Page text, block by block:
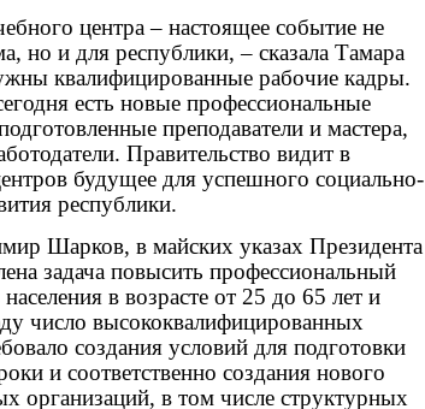
центра – настоящее событие не
но и для республики, – сказала Тамара
квалифицированные рабочие кадры.
есть новые профессиональные
преподаватели и мастера,
Правительство видит в
будущее для успешного социально-
республики.
Шарков, в майских указах Президента
задача повысить профессиональный
в возрасте от 25 до 65 лет и
число высококвалифицированных
создания условий для подготовки
и соответственно создания нового
организаций, в том числе структурных